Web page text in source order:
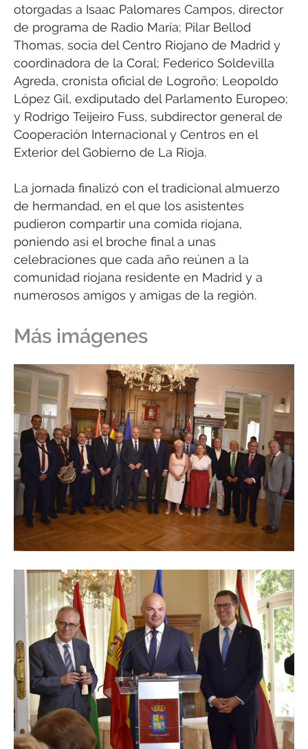
otorgadas a Isaac Palomares Campos, director
de programa de Radio María; Pilar Bellod
Thomas, socia del Centro Riojano de Madrid y
coordinadora de la Coral; Federico Soldevilla
Agreda, cronista oficial de Logroño; Leopoldo
López Gil, exdiputado del Parlamento Europeo;
y Rodrigo Teijeiro Fuss, subdirector general de
Cooperación Internacional y Centros en el
Exterior del Gobierno de La Rioja.
La jornada finalizó con el tradicional almuerzo
de hermandad, en el que los asistentes
pudieron compartir una comida riojana,
poniendo así el broche final a unas
celebraciones que cada año reúnen a la
comunidad riojana residente en Madrid y a
numerosos amigos y amigas de la región.
Más imágenes